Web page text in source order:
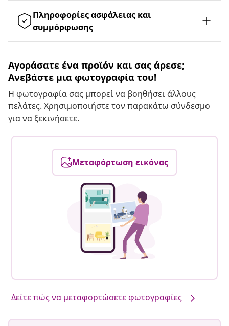
Πληροφορίες ασφάλειας και
συμμόρφωσης
Αγοράσατε ένα προϊόν και σας άρεσε;
Ανεβάστε μια φωτογραφία του!
Η φωτογραφία σας μπορεί να βοηθήσει άλλους
πελάτες. Χρησιμοποιήστε τον παρακάτω σύνδεσμο
για να ξεκινήσετε.
Μεταφόρτωση εικόνας
Δείτε πώς να μεταφορτώσετε φωτογραφίες